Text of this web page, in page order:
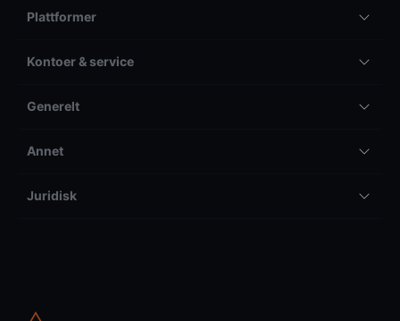
Plattformer
Kontoer & service
Generelt
Annet
Juridisk